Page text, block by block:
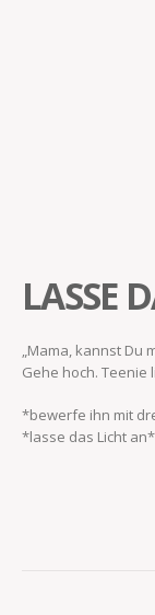
LASSE
„Mama, kannst Du
Gehe hoch. Teenie
*bewerfe ihn mit
*lasse das Licht an*